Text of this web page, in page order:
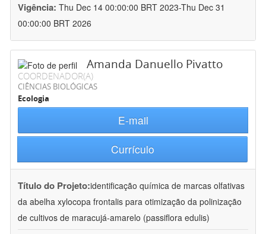
Vigência: Thu Dec 14 00:00:00 BRT 2023-Thu Dec 31
00:00:00 BRT 2026
Amanda Danuello Pivatto
COORDENADOR(A)
CIÊNCIAS BIOLÓGICAS
Ecologia
E-mail
Currículo
Título do Projeto:identificação química de marcas olfativas
da abelha xylocopa frontalis para otimização da polinização
de cultivos de maracujá-amarelo (passiflora edulis)